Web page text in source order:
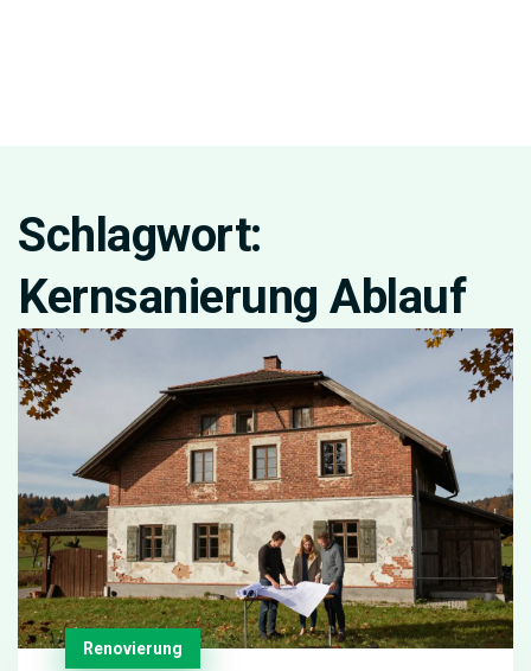
Schlagwort:
Kernsanierung Ablauf
Renovierung